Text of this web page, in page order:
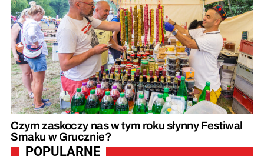
Czym zaskoczy nas w tym roku słynny Festiwal
Smaku w Grucznie?
POPULARNE